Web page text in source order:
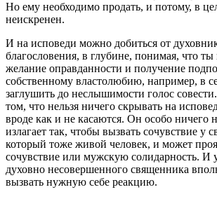
Но ему необходимо продать, и потому, в
неискренен.
И на исповеди можно добиться от
благословения, в глубине, понимая, что
желание оправданности и получение
собственному властолюбию, например, в
заглушить до неслышимости голос
том, что нельзя ничего скрывать на
вроде как и не касаются. Он особо ничего
излагает так, чтобы вызвать сочувствие у
который тоже живой человек, и может
сочувствие или мужскую солидарность. И
духовно несовершенного священника
вызвать нужную себе реакцию.